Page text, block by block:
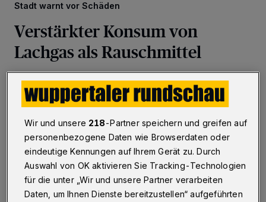
Stadt warnt vor Schäden
Verstärkter Konsum von
Lachgas als Rauschmittel
Wuppertal·Die Stadt Wuppertal und die
Suchthilfeträger warnen vor den erheblichen
Gesundheitsrisiken durch den missbräuchlichen
Konsum von Lachgas.
05.04.2024 , 11:58 Uhr Eine Minute Lesezeit
Wir und unsere 218-Partner speichern und greifen auf
personenbezogene Daten wie Browserdaten oder
eindeutige Kennungen auf Ihrem Gerät zu. Durch
Auswahl von OK aktivieren Sie Tracking-Technologien
für die unter „Wir und unsere Partner verarbeiten
Daten, um Ihnen Dienste bereitzustellen“ aufgeführten